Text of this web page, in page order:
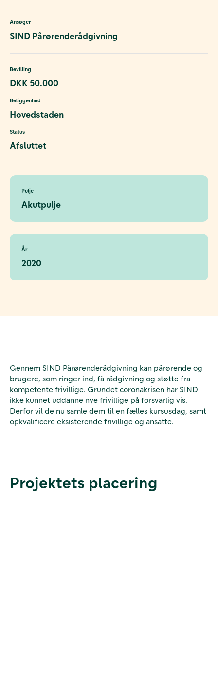
Ansøger
SIND Pårørenderådgivning
Bevilling
DKK 50.000
Beliggenhed
Hovedstaden
Status
Afsluttet
Pulje
Akutpulje
År
2020
Gennem SIND Pårørenderådgivning kan pårørende og
brugere, som ringer ind, få rådgivning og støtte fra
kompetente frivillige. Grundet coronakrisen har SIND
ikke kunnet uddanne nye frivillige på forsvarlig vis.
Derfor vil de nu samle dem til en fælles kursusdag, samt
opkvalificere eksisterende frivillige og ansatte.
Projektets placering